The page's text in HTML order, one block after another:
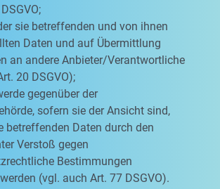
sie betreffenden und von ihnen
Daten und auf Übermittlung
an andere Anbieter/Verantwortliche
20 DSGVO);
gegenüber der
sofern sie der Ansicht sind,
betreffenden Daten durch den
Verstoß gegen
Bestimmungen
(vgl. auch Art. 77 DSGVO).